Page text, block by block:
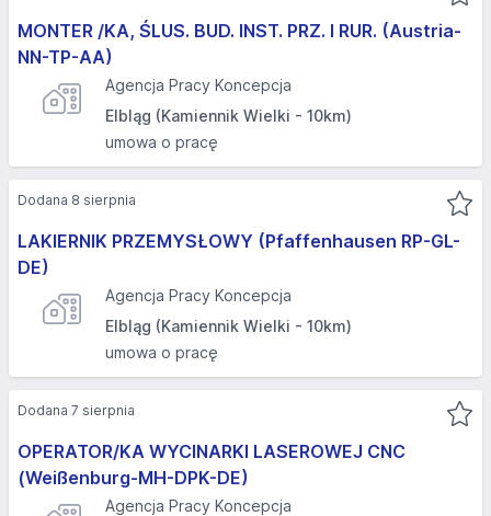
MONTER /KA, ŚLUS. BUD. INST. PRZ. I RUR. (Austria-
NN-TP-AA)
Agencja Pracy Koncepcja
Elbląg (Kamiennik Wielki - 10km)
umowa o pracę
LAKIERNIK PRZEMYSŁOWY (Pfaffenhausen RP-GL-
DE)
Agencja Pracy Koncepcja
Elbląg (Kamiennik Wielki - 10km)
umowa o pracę
Dodana 8 sierpnia
OPERATOR/KA WYCINARKI LASEROWEJ CNC
(Weißenburg-MH-DPK-DE)
Agencja Pracy Koncepcja
Dodana 7 sierpnia